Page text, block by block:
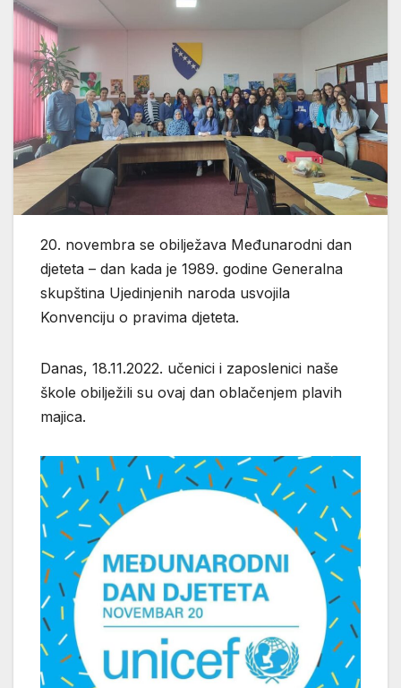
20. novembra se obilježava Međunarodni dan
djeteta – dan kada je 1989. godine Generalna
skupština Ujedinjenih naroda usvojila
Konvenciju o pravima djeteta.
Danas, 18.11.2022. učenici i zaposlenici naše
škole obilježili su ovaj dan oblačenjem plavih
majica.